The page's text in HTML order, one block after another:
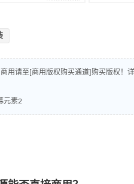
用请至[商用版权购买通道]购买版权！
元素2